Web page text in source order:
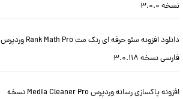
نسخه 3.0.0
دانلود افزونه سئو حرفه ای رنک مث Rank Math Pro وردپرس
فارسی نسخه 3.0.118
افزونه پاکسازی رسانه وردپرس Media Cleaner Pro نسخه